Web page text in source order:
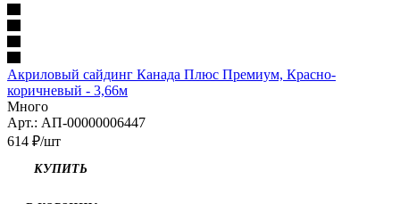
Акриловый сайдинг Канада Плюс Премиум, Красно-
коричневый - 3,66м
Много
Арт.: АП-00000006447
614 ₽/шт